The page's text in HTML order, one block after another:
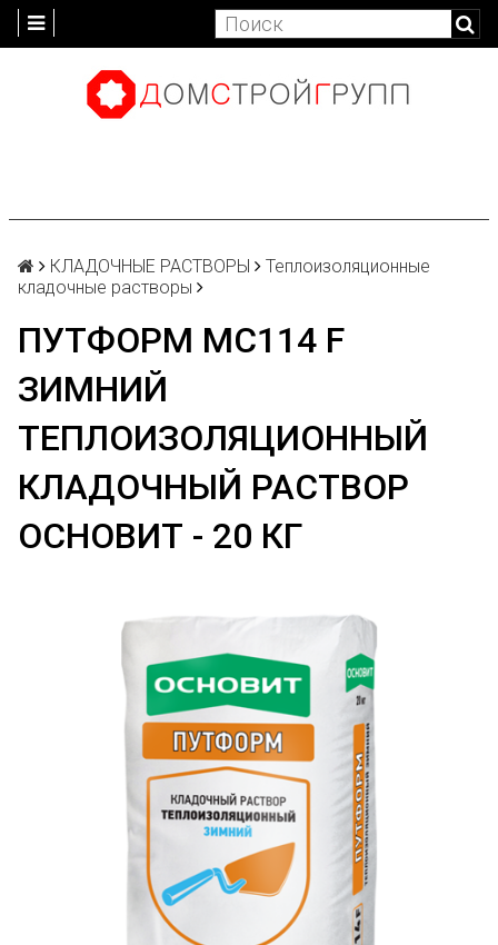
КЛАДОЧНЫЕ РАСТВОРЫ
Теплоизоляционные
кладочные растворы
ПУТФОРМ MC114 F
ЗИМНИЙ
ТЕПЛОИЗОЛЯЦИОННЫЙ
КЛАДОЧНЫЙ РАСТВОР
ОСНОВИТ - 20 КГ